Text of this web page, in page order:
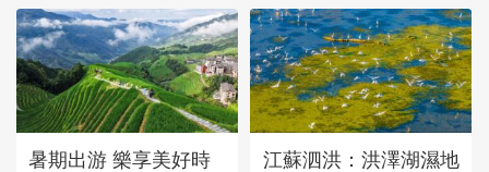
暑期出游 樂享美好時
江蘇泗洪：洪澤湖濕地